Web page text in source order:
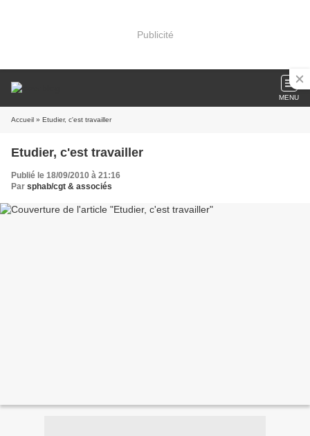
Publicité
MENU
Accueil » Etudier, c'est travailler
Etudier, c'est travailler
Publié le 18/09/2010 à 21:16
Par sphab/cgt & associés